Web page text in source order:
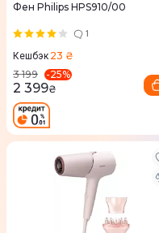
Фен Philips HPS910/00
1
Кешбэк 23 ₴
3 199
-25%
2 399₴